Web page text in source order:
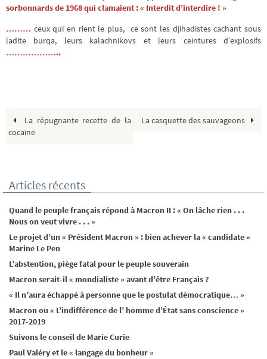
sorbonnards de 1968 qui clamaient : « Interdit d’interdire ! »
……… ceux qui en rient le plus, ce sont les djihadistes cachant sous
ladite burqa, leurs kalachnikovs et leurs ceintures d’explosifs
………………..
La répugnante recette de la
cocaïne
La casquette des sauvageons
Articles récents
Quand le peuple français répond à Macron II : « On lâche rien . . .
Nous on veut vivre . . . »
Le projet d’un « Président Macron » : bien achever la « candidate »
Marine Le Pen
L’abstention, piège fatal pour le peuple souverain
Macron serait-il « mondialiste » avant d’être Français ?
« Il n’aura échappé à personne que le postulat démocratique… »
Macron ou « L’indifférence de l’ homme d’État sans conscience »
2017-2019
Suivons le conseil de Marie Curie
Paul Valéry et le « langage du bonheur »